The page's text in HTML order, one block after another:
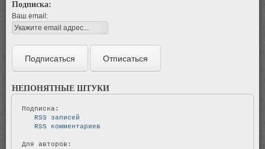
Подписка:
Ваш email:
НЕПОНЯТНЫЕ ШТУКИ
   RSS записей
   RSS комментариев